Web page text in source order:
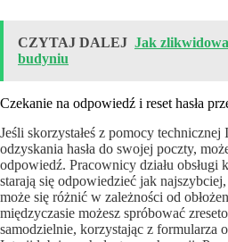
CZYTAJ DALEJ Jak
budyniu
Czekanie na odpowiedź i reset hasła
Jeśli skorzystałeś z pomocy
odzyskania hasła do swojej poczty,
odpowiedź. Pracownicy działu obsługi
starają się odpowiedzieć jak
może się różnić w zależności od
międzyczasie możesz spróbować
samodzielnie, korzystając z formularza